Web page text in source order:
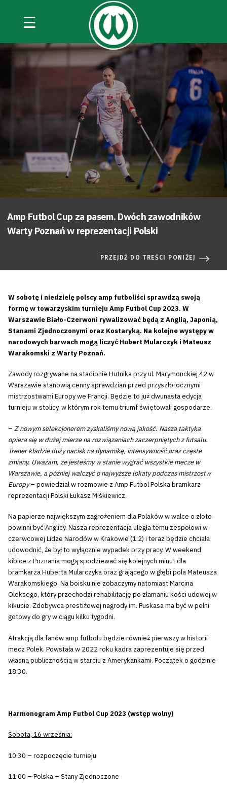
☰
Amp Futbol Cup za pasem. Dwóch zawodników
Warty Poznań w reprezentacji Polski
PRZEJDŹ DO TREŚCI PONIŻEJ
W sobotę i niedzielę polscy amp futboliści sprawdzą swoją
formę w towarzyskim turnieju Amp Futbol Cup 2023. W
Warszawie Biało-Czerwoni rywalizować będą z Anglią, Japonią,
Stanami Zjednoczonymi oraz Kostaryką. Na kolejne występy w
narodowych barwach mogą liczyć Hubert Mularczyk i Mateusz
Warakomski z Warty Poznań.
Zawody rozgrywane na stadionie Hutnika przy ul. Marymonckiej 42 w
Warszawie stanowią cenny sprawdzian przed przyszłorocznymi
mistrzostwami Europy we Francji. Będzie to już dwunasta edycja
turnieju w stolicy, w którym rok temu triumf świętowali gospodarze.
– Z nowym selekcjonerem zyskaliśmy nową jakość. Nasza taktyka
opiera się w dużej mierze na rozwiązaniach zaczerpniętych z futsalu.
Trener kładzie duży nacisk na dynamikę, intensywność oraz częste
zmiany. Uważam, że jesteśmy w stanie wygrać wszystkie mecze w
Warszawie, a później walczyć o najwyższe lokaty podczas mistrzostw
Europy– powiedział w rozmowie z Amp Futbol Polska bramkarz
reprezentacji Polski Łukasz Miśkiewicz.
Na papierze największym zagrożeniem dla Polaków w walce o złoto
powinni być Anglicy. Nasza reprezentacja uległa temu zespołowi w
czerwcowej Lidze Narodów w Krakowie (1:2) i teraz będzie chciała
udowodnić, że był to wyłącznie wypadek przy pracy. W weekend
kibice z Poznania mogą spodziewać się kolejnych minut dla
bramkarza Huberta Mularczyka oraz grającego w głębi pola Mateusza
Warakomskiego. Na boisku nie zobaczymy natomiast Marcina
Oleksego, który przechodzi rehabilitację po złamaniu kości udowej w
kikucie. Zdobywca prestiżowej nagrody im. Puskasa ma być w pełni
gotowy do gry w ciągu kilku tygodni.
Atrakcją dla fanów amp futbolu będzie również pierwszy w historii
mecz Polek. Powstała w 2022 roku kadra zaprezentuje się przed
własną publicznością w starciu z Amerykankami. Początek o godzinie
18:30.
Harmonogram Amp Futbol Cup 2023 (wstęp wolny)
Sobota, 16 września:
10:30 – rozpoczęcie turnieju
11:00 – Polska – Stany Zjednoczone